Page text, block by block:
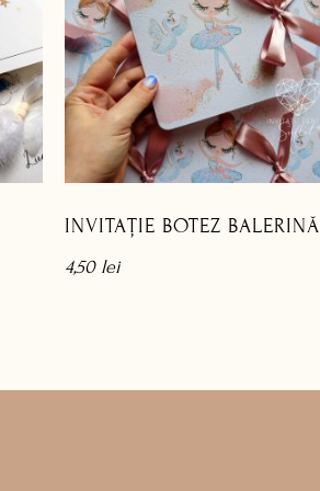
INVITAȚIE BOTEZ BALERINĂ
4,50 lei